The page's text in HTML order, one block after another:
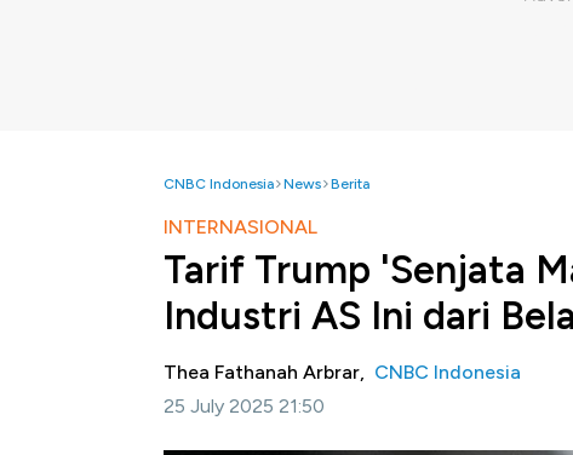
CNBC Indonesia News Berita
INTERNASIONAL
Tarif Trump 'Senjata
Industri AS Ini dari
Thea Fathanah Arbrar, CNBC Indonesia
25 July 2025 21:50